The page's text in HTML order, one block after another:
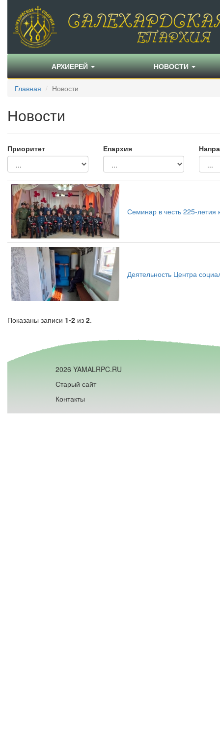
АРХИЕРЕЙ НОВОСТИ
Главная Новости
Новости
Приоритет Епархия
Семинар в честь 225-летия
Деятельность Центра
Показаны записи 1-2 из 2.
2026 YAMALRPC.RU
Старый сайт
Контакты